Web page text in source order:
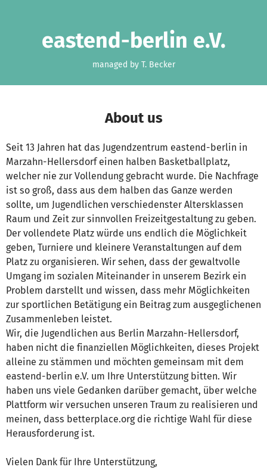
eastend-berlin e.V.
managed by T. Becker
About us
Seit 13 Jahren hat das Jugendzentrum eastend-berlin in
Marzahn-Hellersdorf einen halben Basketballplatz,
welcher nie zur Vollendung gebracht wurde. Die Nachfrage
ist so groß, dass aus dem halben das Ganze werden
sollte, um Jugendlichen verschiedenster Altersklassen
Raum und Zeit zur sinnvollen Freizeitgestaltung zu geben.
Der vollendete Platz würde uns endlich die Möglichkeit
geben, Turniere und kleinere Veranstaltungen auf dem
Platz zu organisieren. Wir sehen, dass der gewaltvolle
Umgang im sozialen Miteinander in unserem Bezirk ein
Problem darstellt und wissen, dass mehr Möglichkeiten
zur sportlichen Betätigung ein Beitrag zum ausgeglichenen
Zusammenleben leistet.
Wir, die Jugendlichen aus Berlin Marzahn-Hellersdorf,
haben nicht die finanziellen Möglichkeiten, dieses Projekt
alleine zu stämmen und möchten gemeinsam mit dem
eastend-berlin e.V. um Ihre Unterstützung bitten. Wir
haben uns viele Gedanken darüber gemacht, über welche
Plattform wir versuchen unseren Traum zu realisieren und
meinen, dass betterplace.org die richtige Wahl für diese
Herausforderung ist.
Vielen Dank für Ihre Unterstützung,